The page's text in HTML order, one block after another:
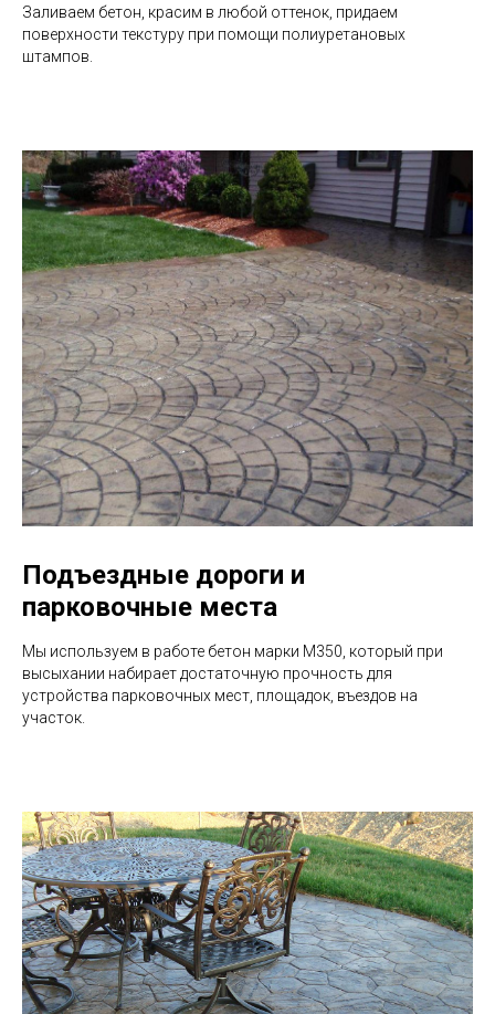
Заливаем бетон, красим в любой оттенок, придаем
поверхности текстуру при помощи полиуретановых
штампов.
Подъездные дороги и
парковочные места
Мы используем в работе бетон марки М350, который при
высыхании набирает достаточную прочность для
устройства парковочных мест, площадок, въездов на
участок.